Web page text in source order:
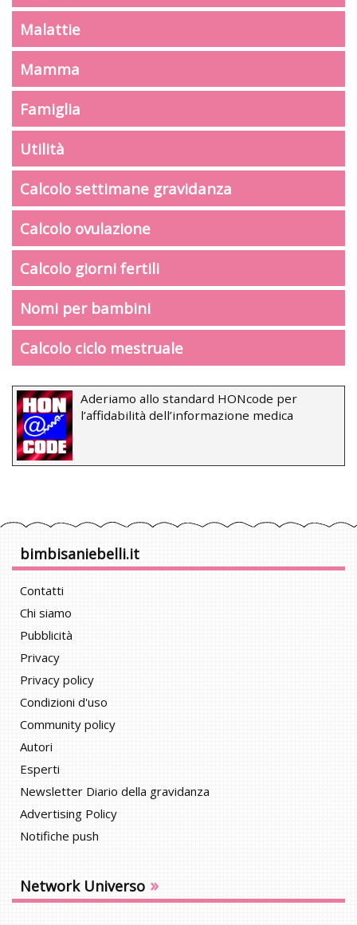
Malattie
Mamma
Famiglia
Utilità
Calcolo settimane gravidanza
Calcolo ovulazione
Calcolo giorni fertili
Nomi per bambini
Calcolo ciclo mestruale
Aderiamo allo standard HONcode per
l’affidabilità dell’informazione medica
bimbisaniebelli.it
Contatti
Chi siamo
Pubblicità
Privacy
Privacy policy
Condizioni d'uso
Community policy
Autori
Esperti
Newsletter Diario della gravidanza
Advertising Policy
Notifiche push
Network Universo »